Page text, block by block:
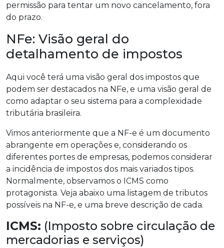
permissão para tentar um novo cancelamento, fora
do prazo.
NFe: Visão geral do
detalhamento de impostos
Aqui você terá uma visão geral dos impostos que
podem ser destacados na NFe, e uma visão geral de
como adaptar o seu sistema para a complexidade
tributária brasileira.
Vimos anteriormente que a NF-e é um documento
abrangente em operações e, considerando os
diferentes portes de empresas, podemos considerar
a incidência de impostos dos mais variados tipos.
Normalmente, observamos o ICMS como
protagonista. Veja abaixo uma listagem de tributos
possíveis na NF-e, e uma breve descrição de cada.
ICMS: (Imposto sobre circulação de
mercadorias e serviços)